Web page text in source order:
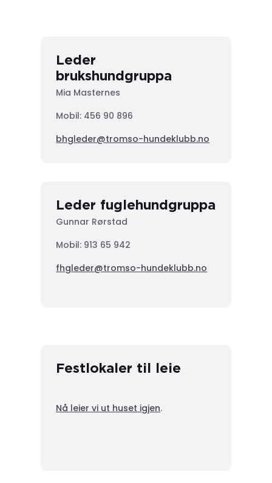
Leder
brukshundgruppa
Mia Masternes
Mobil: 456 90 896
bhgleder@tromso-hundeklubb.no
Leder fuglehundgruppa
Gunnar Rørstad
Mobil: 913 65 942
fhgleder@tromso-hundeklubb.no
Festlokaler til leie
Nå leier vi ut huset igjen.